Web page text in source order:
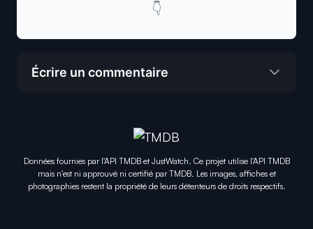
👇
Écrire un commentaire
Données fournies par l'API TMDB et JustWatch. Ce projet utilise l'API TMDB
mais n'est ni approuvé ni certifié par TMDB. Les images, affiches et
photographies restent la propriété de leurs détenteurs de droits respectifs.